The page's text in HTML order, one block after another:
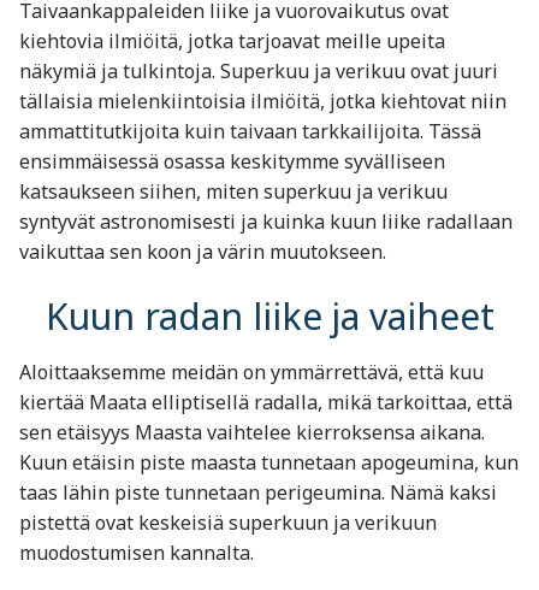
Taivaankappaleiden liike ja vuorovaikutus ovat
kiehtovia ilmiöitä, jotka tarjoavat meille upeita
näkymiä ja tulkintoja. Superkuu ja verikuu ovat juuri
tällaisia mielenkiintoisia ilmiöitä, jotka kiehtovat niin
ammattitutkijoita kuin taivaan tarkkailijoita. Tässä
ensimmäisessä osassa keskitymme syvälliseen
katsaukseen siihen, miten superkuu ja verikuu
syntyvät astronomisesti ja kuinka kuun liike radallaan
vaikuttaa sen koon ja värin muutokseen.
Kuun radan liike ja vaiheet
Aloittaaksemme meidän on ymmärrettävä, että kuu
kiertää Maata elliptisellä radalla, mikä tarkoittaa, että
sen etäisyys Maasta vaihtelee kierroksensa aikana.
Kuun etäisin piste maasta tunnetaan apogeumina, kun
taas lähin piste tunnetaan perigeumina. Nämä kaksi
pistettä ovat keskeisiä superkuun ja verikuun
muodostumisen kannalta.